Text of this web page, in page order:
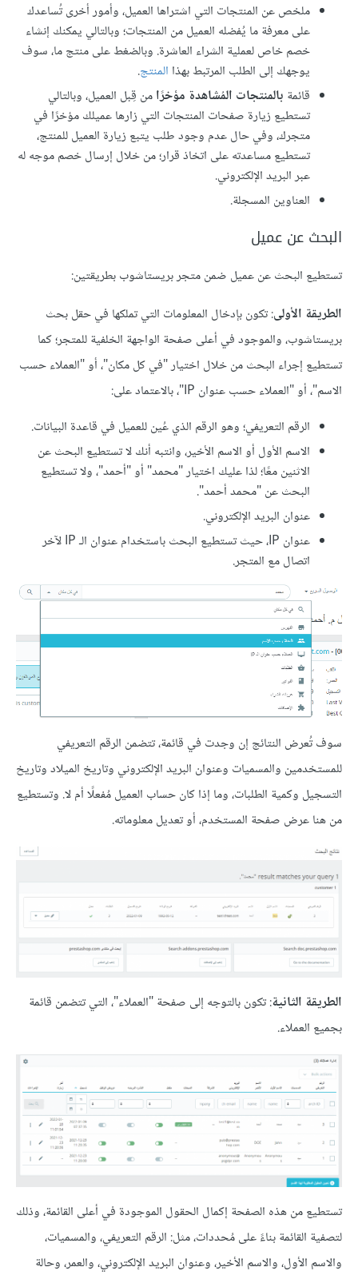
ملخص عن المنتجات التي اشتراها العميل، وأمور أخرى تُساعدك
على معرفة ما يُفضله العميل من المنتجات؛ وبالتالي يمكنك إنشاء
خصم خاص لعملية الشراء العاشرة. وبالضغط على منتج ما، سوف
يوجهك إلى الطلب المرتبط بهذا المنتج.
قائمة بالمنتجات المُشاهدة مؤخرًامن قِبل العميل، وبالتالي
تستطيع زيارة صفحات المنتجات التي زارها عميلك مؤخرًا في
متجرك، وفي حال عدم وجود طلب يتبع زيارة العميل للمنتج،
تستطيع مساعدته على اتخاذ قرار؛ من خلال إرسال خصم موجه له
عبر البريد الإلكتروني.
العناوين المسجلة.
البحث عن عميل
تستطيع البحث عن عميل ضمن متجر بريستاشوب بطريقتين:
الطريقة الأولى: تكون بإدخال المعلومات التي تملكها في حقل بحث
بريستاشوب، والموجود في أعلى صفحة الواجهة الخلفية للمتجر؛ كما
تستطيع إجراء البحث من خلال اختيار "في كل مكان"، أو "العملاء حسب
الاسم"، أو "العملاء حسب عنوان IP"، بالاعتماد على:
الرقم التعريفي؛ وهو الرقم الذي عُين للعميل في قاعدة البيانات.
الاسم الأول أو الاسم الأخير، وانتبه أنك لا تستطيع البحث عن
الاثنين معًا؛ لذا عليك اختيار "محمد" أو "أحمد"، ولا تستطيع
البحث عن "محمد أحمد".
عنوان البريد الإلكتروني.
عنوان IP، حيث تستطيع البحث باستخدام عنوان الـ IP لآخر
اتصال مع المتجر.
سوف تُعرض النتائج إن وجدت في قائمة، تتضمن الرقم التعريفي
للمستخدمين والمسميات وعنوان البريد الإلكتروني وتاريخ الميلاد وتاريخ
التسجيل وكمية الطلبات، وما إذا كان حساب العميل مُفعلًا أم لا. وتستطيع
من هنا عرض صفحة المستخدم، أو تعديل معلوماته.
الطريقة الثانية: تكون بالتوجه إلى صفحة "العملاء"، التي تتضمن قائمة
بجميع العملاء.
تستطيع من هذه الصفحة إكمال الحقول الموجودة في أعلى القائمة، وذلك
لتصفية القائمة بناءً على مُحددات، مثل: الرقم التعريفي، والمسميات،
والاسم الأول، والاسم الأخير، وعنوان البريد الإلكتروني، والعمر، وحالة